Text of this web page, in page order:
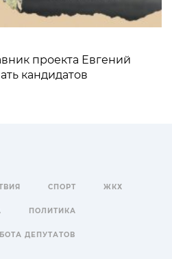
проекта Евгений
кандидатов
СПОРТ ЖКХ
ПОЛИТИКА
ДЕПУТАТОВ